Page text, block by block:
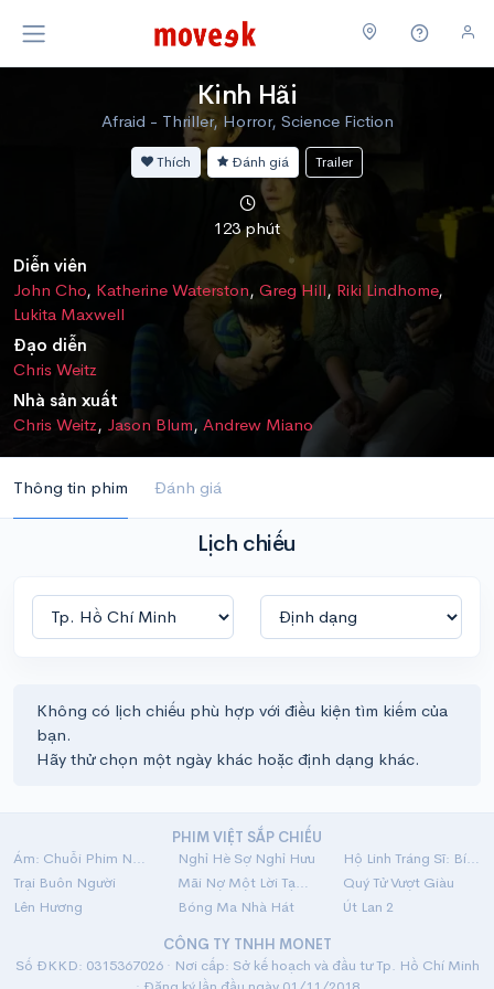
Kinh Hãi
Afraid - Thriller, Horror, Science Fiction
Thích Đánh giá Trailer
123 phút
Diễn viên
John Cho, Katherine Waterston, Greg Hill, Riki Lindhome,
Lukita Maxwell
Đạo diễn
Chris Weitz
Nhà sản xuất
Chris Weitz, Jason Blum, Andrew Miano
Thông tin phim Đánh giá
Lịch chiếu
Không có lịch chiếu phù hợp với điều kiện tìm kiếm của
bạn.
Hãy thử chọn một ngày khác hoặc định dạng khác.
PHIM VIỆT SẮP CHIẾU
Ám: Chuỗi Phim Ngắn Linh Dị
Nghỉ Hè Sợ Nghỉ Hưu
Hộ Linh Tráng Sĩ: Bí Ẩn Mộ Vua Đinh
Trại Buôn Người
Mãi Nợ Một Lời Tạm Biệt
Quý Tử Vượt Giàu
Lên Hương
Bóng Ma Nhà Hát
Út Lan 2
CÔNG TY TNHH MONET
Số ĐKKD: 0315367026 · Nơi cấp: Sở kế hoạch và đầu tư Tp. Hồ Chí Minh